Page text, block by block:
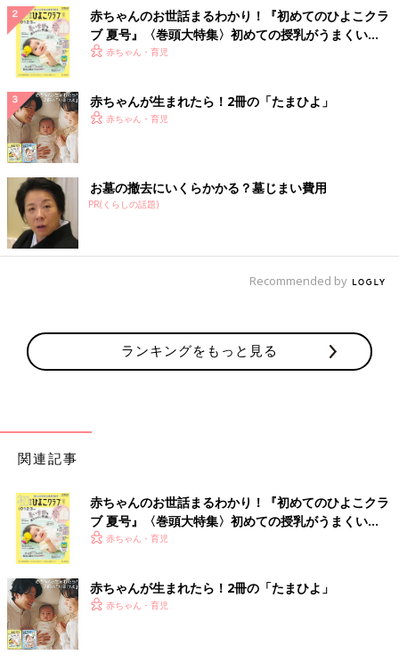
赤ちゃんのお世話まるわかり！『初めてのひよこクラ
ブ 夏号』〈巻頭大特集〉初めての授乳がうまくい
く！ おっぱい・ミルクの基本と夏のトラブル 解決テ
赤ちゃん・育児
赤ちゃんが生まれたら！2冊の「たまひよ」
赤ちゃん・育児
お墓の撤去にいくらかかる？墓じまい費用
PR(くらしの話題)
Recommended by
ランキングをもっと見る
関連記事
赤ちゃんのお世話まるわかり！『初めてのひよこクラ
ブ 夏号』〈巻頭大特集〉初めての授乳がうまくい
く！ おっぱい・ミルクの基本と夏のトラブル 解決テ
赤ちゃん・育児
赤ちゃんが生まれたら！2冊の「たまひよ」
赤ちゃん・育児